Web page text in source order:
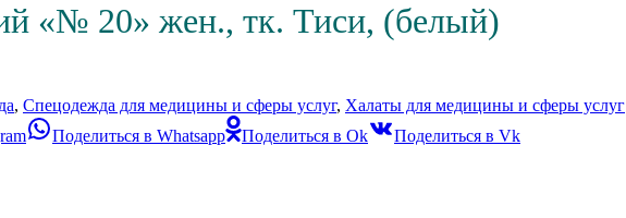
«№ 20» жен., тк. Тиси, (белый)
, Спецодежда для медицины и сферы услуг, Халаты для медицины и сферы услуг
Поделиться в Whatsapp Поделиться в Ok
Поделиться в Vk